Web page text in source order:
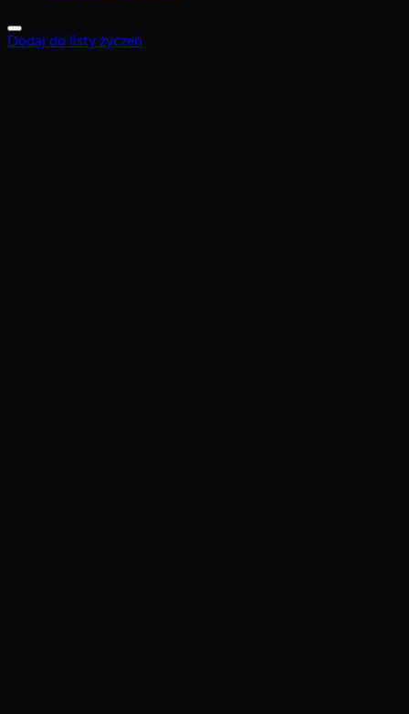
Dodaj do listy życzeń